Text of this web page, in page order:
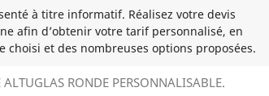
à titre informatif. Réalisez votre devis
afin d’obtenir votre tarif personnalisé, en
choisi et des nombreuses options proposées.
RONDE PERSONNALISABLE.